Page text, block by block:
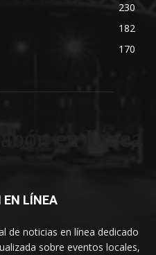
230
182
170
EN LÍNEA
de noticias en línea dedicado
sobre eventos locales,